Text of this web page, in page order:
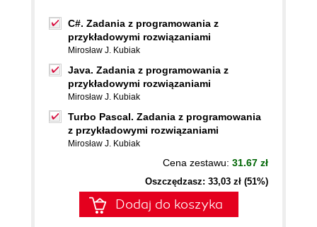
C#. Zadania z programowania z
przykładowymi rozwiązaniami
Mirosław J. Kubiak
Java. Zadania z programowania z
przykładowymi rozwiązaniami
Mirosław J. Kubiak
Turbo Pascal. Zadania z programowania
z przykładowymi rozwiązaniami
Mirosław J. Kubiak
Cena zestawu: 31.67 zł
Oszczędzasz: 33,03 zł (51%)
Dodaj do koszyka